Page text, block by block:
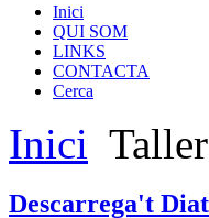
Inici
QUI SOM
LINKS
CONTACTA
Cerca
Inici
Descarrega't